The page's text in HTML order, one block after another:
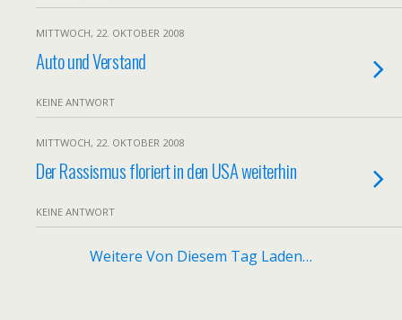
MITTWOCH, 22. OKTOBER 2008
Auto und Verstand
KEINE ANTWORT
MITTWOCH, 22. OKTOBER 2008
Der Rassismus floriert in den USA weiterhin
KEINE ANTWORT
Weitere Von Diesem Tag Laden…